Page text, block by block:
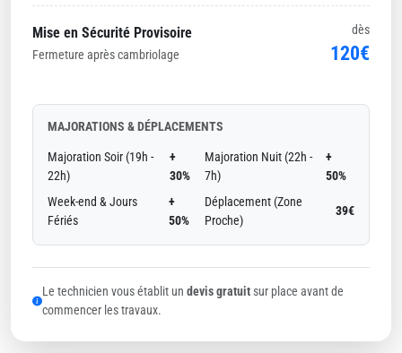
Mise en Sécurité Provisoire
Fermeture après cambriolage
dès
120€
MAJORATIONS & DÉPLACEMENTS
Majoration Soir (19h -
22h)
+
30%
Majoration Nuit (22h -
7h)
+
50%
Week-end & Jours
Fériés
+
50%
Déplacement (Zone
Proche)
39€
Le technicien vous établit un devis gratuitsur place avant de
commencer les travaux.